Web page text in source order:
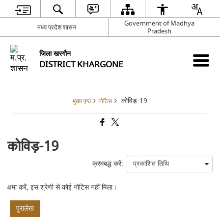
मध्य प्रदेश शासन
Government of Madhya
Pradesh
जिला खरगौन
DISTRICT KHARGONE
मुख्य पृष्ठ नोटिस कोविड़-19
कोविड़-19
क्रमबद्ध करें:
क्षमा करें, इस श्रेणी से कोई नोटिस नहीं मिला।
पुरालेख